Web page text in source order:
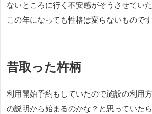
ないところに行く不安感がそうさせてい
この年になっても性格は変らないものです
昔取った杵柄
利用開始予約もしていたので施設の利用
の説明から始まるのかな？と思っていた